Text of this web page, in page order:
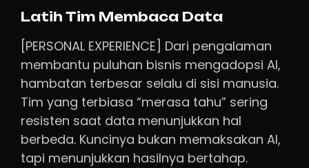
Latih Tim Membaca Data
[PERSONAL EXPERIENCE] Dari pengalaman
membantu puluhan bisnis mengadopsi AI,
hambatan terbesar selalu di sisi manusia.
Tim yang terbiasa “merasa tahu” sering
resisten saat data menunjukkan hal
berbeda. Kuncinya bukan memaksakan AI,
tapi menunjukkan hasilnya bertahap.